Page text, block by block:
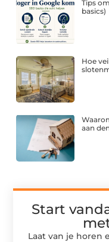
Tips
basics)
Hoe
aan
Start
Laat van je horen